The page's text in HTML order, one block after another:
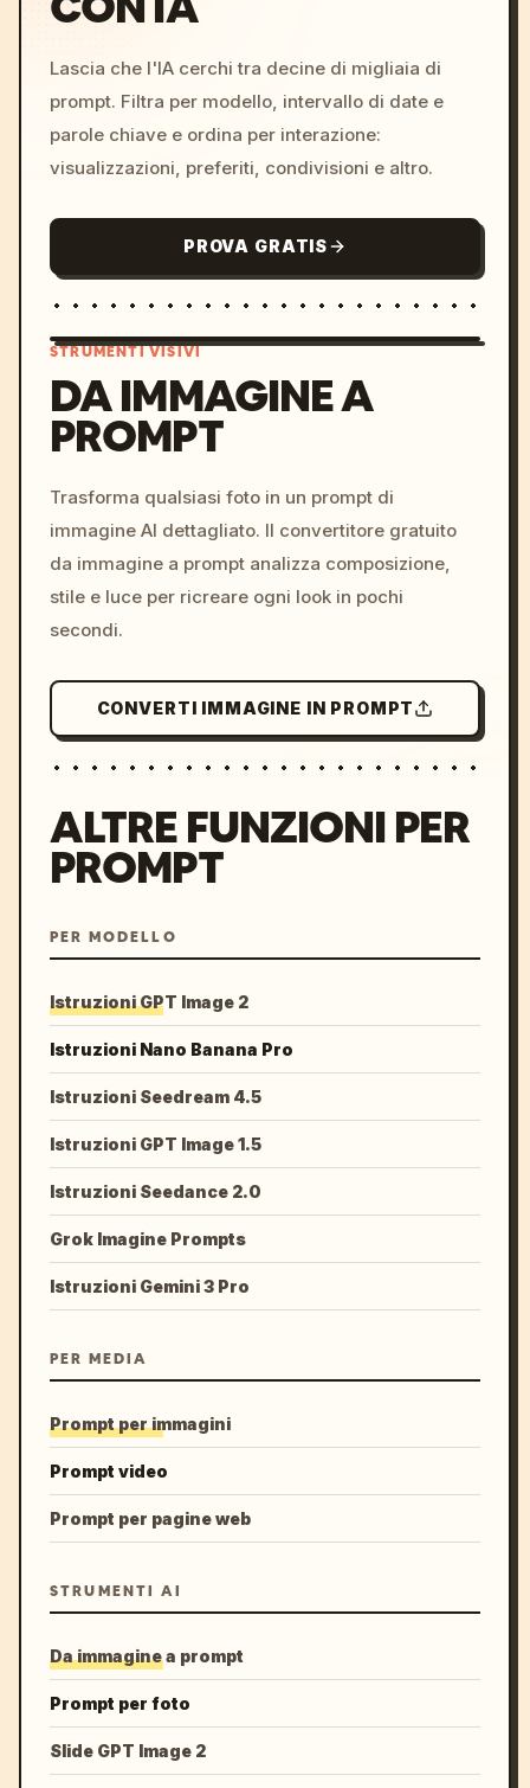
Lascia che l'IA cerchi tra decine di migliaia di
prompt. Filtra per modello, intervallo di date e
parole chiave e ordina per interazione:
visualizzazioni, preferiti, condivisioni e altro.
PROVA GRATIS
colors, 8k --v 6.0
STRUMENTI VISIVI
DA IMMAGINE A
PROMPT
Trasforma qualsiasi foto in un prompt di
immagine AI dettagliato. Il convertitore gratuito
da immagine a prompt analizza composizione,
stile e luce per ricreare ogni look in pochi
secondi.
CONVERTI IMMAGINE IN PROMPT
ALTRE FUNZIONI PER
PROMPT
PER MODELLO
Istruzioni GPT Image 2
Istruzioni Nano Banana Pro
Istruzioni Seedream 4.5
Istruzioni GPT Image 1.5
Istruzioni Seedance 2.0
Grok Imagine Prompts
Istruzioni Gemini 3 Pro
PER MEDIA
Prompt per immagini
Prompt video
Prompt per pagine web
STRUMENTI AI
Da immagine a prompt
Prompt per foto
Slide GPT Image 2